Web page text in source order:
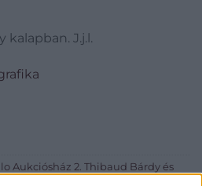
kalapban. J.j.l.
Aukciósház 2. Thibaud Bárdy és